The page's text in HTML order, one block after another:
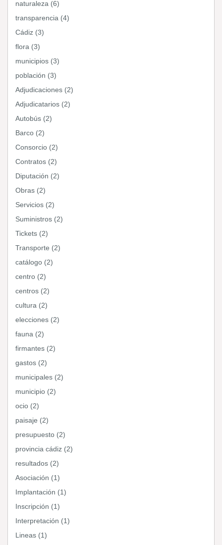
naturaleza (6)
transparencia (4)
Cádiz (3)
flora (3)
municipios (3)
población (3)
Adjudicaciones (2)
Adjudicatarios (2)
Autobús (2)
Barco (2)
Consorcio (2)
Contratos (2)
Diputación (2)
Obras (2)
Servicios (2)
Suministros (2)
Tickets (2)
Transporte (2)
catálogo (2)
centro (2)
centros (2)
cultura (2)
elecciones (2)
fauna (2)
firmantes (2)
gastos (2)
municipales (2)
municipio (2)
ocio (2)
paisaje (2)
presupuesto (2)
provincia cádiz (2)
resultados (2)
Asociación (1)
Implantación (1)
Inscripción (1)
Interpretación (1)
Lineas (1)